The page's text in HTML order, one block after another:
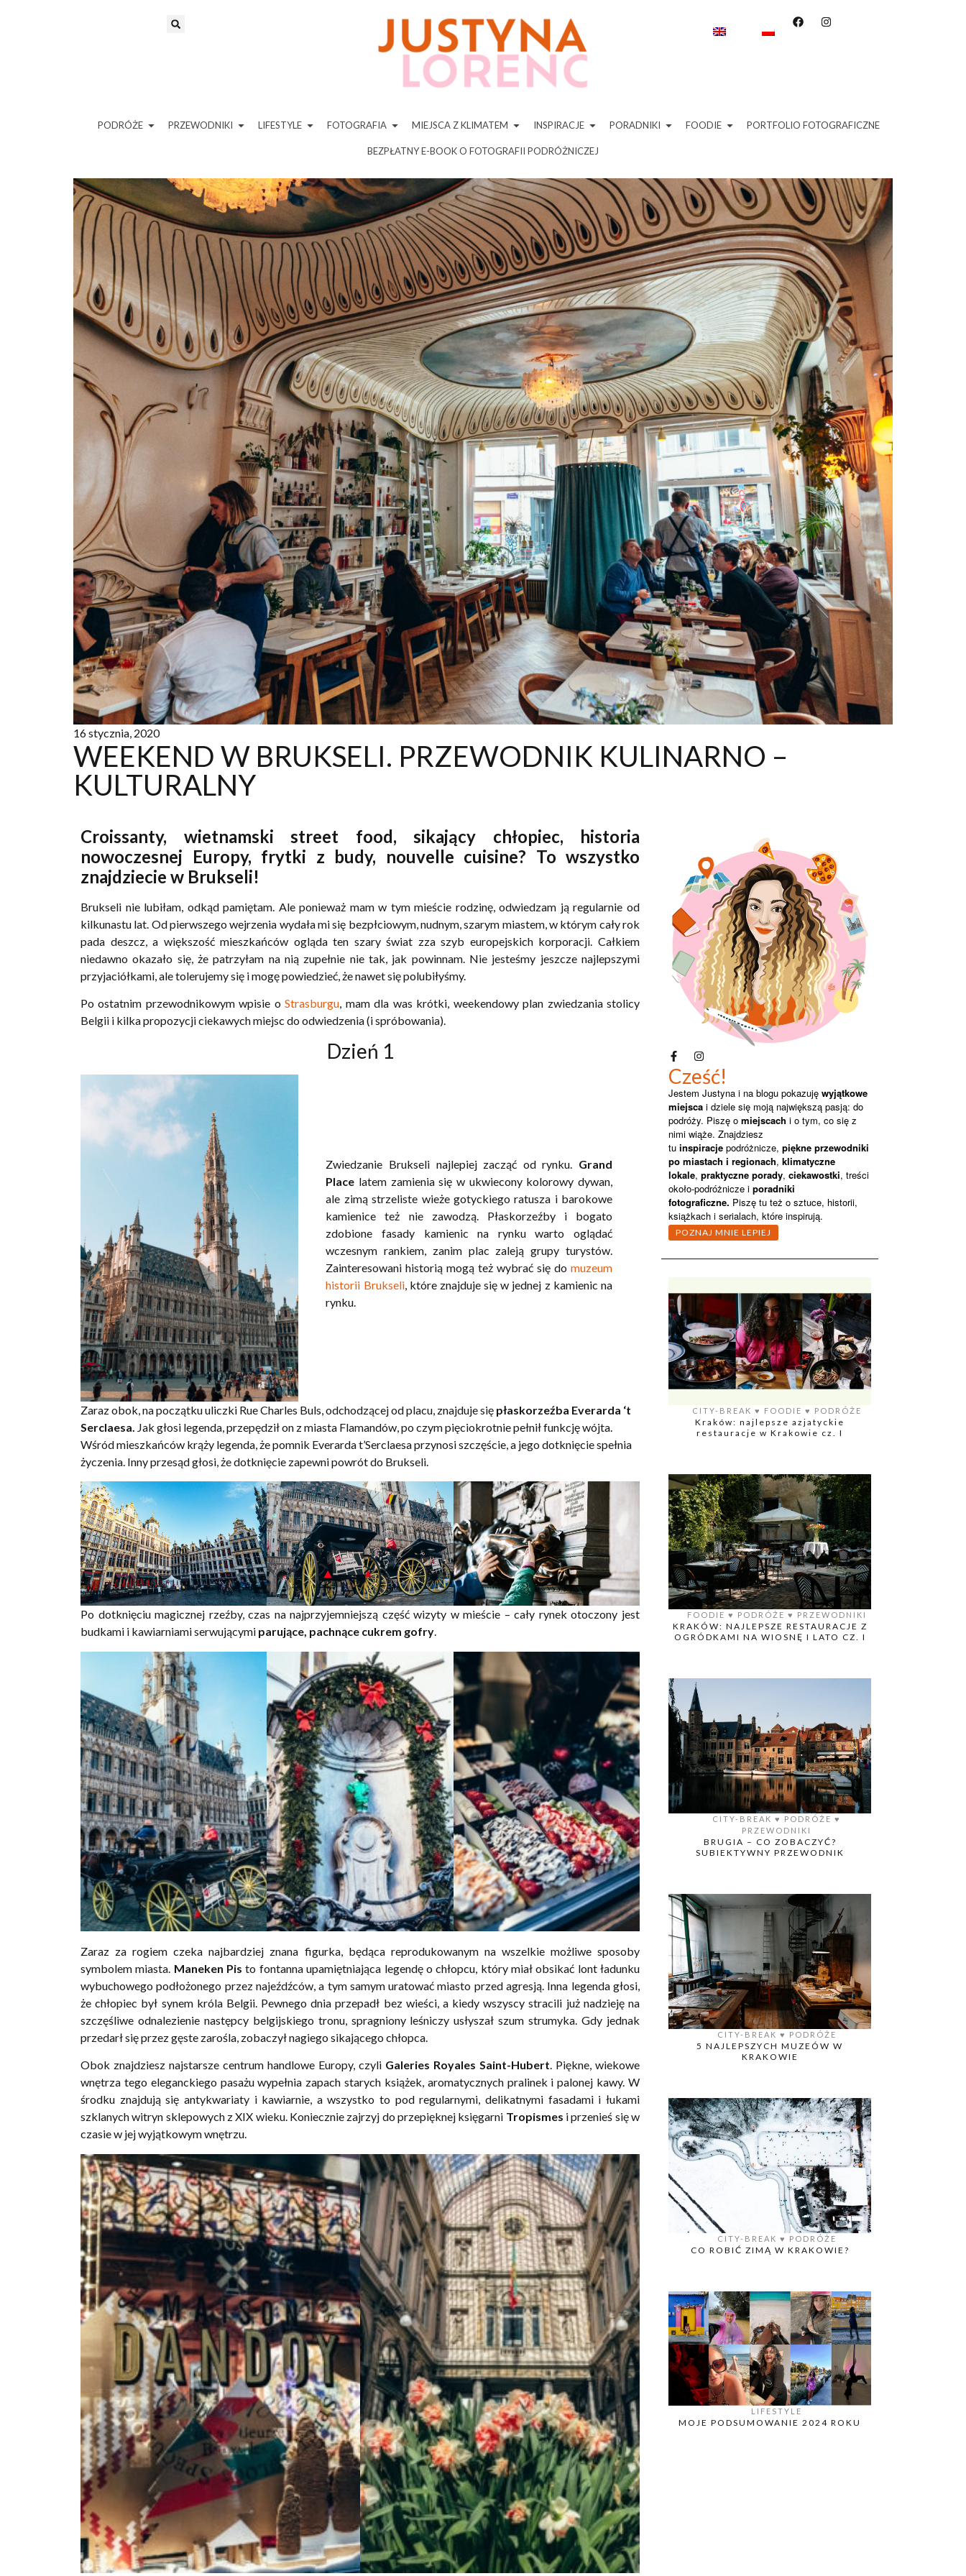
PODRÓŻE PRZEWODNIKI LIFESTYLE FOTOGRAFIA MIEJSCA Z KLIMATEM INSPIRACJE PORADNIKI FOODIE PORTFOLIO FOTOGRAFICZNE
BEZPŁATNY E-BOOK O FOTOGRAFII PODRÓŻNICZEJ
16 stycznia, 2020
WEEKEND W BRUKSELI. PRZEWODNIK KULINARNO –
KULTURALNY
Croissanty, wietnamski street food, sikający chłopiec, historia
nowoczesnej Europy, frytki z budy, nouvelle cuisine? To wszystko
znajdziecie w Brukseli!
Brukseli nie lubiłam, odkąd pamiętam. Ale ponieważ mam w tym mieście rodzinę, odwiedzam ją regularnie od
kilkunastu lat. Od pierwszego wejrzenia wydała mi się bezpłciowym, nudnym, szarym miastem, w którym cały rok
pada deszcz, a większość mieszkańców ogląda ten szary świat zza szyb europejskich korporacji. Całkiem
niedawno okazało się, że patrzyłam na nią zupełnie nie tak, jak powinnam. Nie jesteśmy jeszcze najlepszymi
przyjaciółkami, ale tolerujemy się i mogę powiedzieć, że nawet się polubiłyśmy.
Po ostatnim przewodnikowym wpisie oStrasburgu, mam dla was krótki, weekendowy plan zwiedzania stolicy
Belgii i kilka propozycji ciekawych miejsc do odwiedzenia (i spróbowania).
Dzień 1
Zwiedzanie Brukseli najlepiej zacząć od rynku. Grand
Place latem zamienia się w ukwiecony kolorowy dywan,
ale zimą strzeliste wieże gotyckiego ratusza i barokowe
kamienice też nie zawodzą. Płaskorzeźby i bogato
zdobione fasady kamienic na rynku warto oglądać
wczesnym rankiem, zanim plac zaleją grupy turystów.
Zainteresowani historią mogą też wybrać się domuzeum
historii Brukseli, które znajduje się w jednej z kamienic na
rynku.
Zaraz obok, na początku uliczki Rue Charles Buls, odchodzącej od placu, znajduje się płaskorzeźba Everarda ‘t
Serclaesa. Jak głosi legenda, przepędził on z miasta Flamandów, po czym pięciokrotnie pełnił funkcję wójta.
Wśród mieszkańców krąży legenda, że pomnik Everarda t’Serclaesa przynosi szczęście, a jego dotknięcie spełnia
życzenia. Inny przesąd głosi, że dotknięcie zapewni powrót do Brukseli.
Po dotknięciu magicznej rzeźby, czas na najprzyjemniejszą część wizyty w mieście – cały rynek otoczony jest
budkami i kawiarniami serwującymi parujące, pachnące cukrem gofry
Zaraz za rogiem czeka najbardziej znana figurka, będąca reprodukowanym na wszelkie możliwe sposoby
symbolem miasta. Maneken Pis to fontanna upamiętniająca legendę o chłopcu, który miał obsikać lont ładunku
wybuchowego podłożonego przez najeźdźców, a tym samym uratować miasto przed agresją. Inna legenda głosi,
że chłopiec był synem króla Belgii. Pewnego dnia przepadł bez wieści, a kiedy wszyscy stracili już nadzieję na
szczęśliwe odnalezienie następcy belgijskiego tronu, spragniony leśniczy usłyszał szum strumyka. Gdy jednak
przedarł się przez gęste zarośla, zobaczył nagiego sikającego chłopca.
Obok znajdziesz najstarsze centrum handlowe Europy, czyli Galeries Royales Saint-Hubert. Piękne, wiekowe
wnętrza tego eleganckiego pasażu wypełnia zapach starych książek, aromatycznych pralinek i palonej kawy. W
środku znajdują się antykwariaty i kawiarnie, a wszystko to pod regularnymi, delikatnymi fasadami i łukami
szklanych witryn sklepowych z XIX wieku. Koniecznie zajrzyj do przepięknej księgarni Tropismes i przenieś się w
czasie w jej wyjątkowym wnętrzu.
Cześć!
Jestem Justyna i na blogu pokazuję wyjątkowe
miejsca i dziele się moją największą pasją: do
podróży. Piszę o miejscach i o tym, co się z
nimi wiąże. Znajdziesz
tu inspiracje podróżnicze, piękne przewodniki
po miastach i regionach, klimatyczne
lokale, praktyczne porady, ciekawostki, treści
około-podróżnicze i poradniki
fotograficzne. Piszę tu też o sztuce, historii,
książkach i serialach, które inspirują.
POZNAJ MNIE LEPIEJ
CITY-BREAK ♥️ FOODIE ♥️ PODRÓŻE
Kraków: najlepsze azjatyckie
restauracje w Krakowie cz. I
FOODIE ♥️ PODRÓŻE ♥️ PRZEWODNIKI
KRAKÓW: NAJLEPSZE RESTAURACJE Z
OGRÓDKAMI NA WIOSNĘ I LATO CZ. I
CITY-BREAK ♥️ PODRÓŻE ♥️
PRZEWODNIKI
BRUGIA – CO ZOBACZYĆ?
SUBIEKTYWNY PRZEWODNIK
CITY-BREAK ♥️ PODRÓŻE
5 NAJLEPSZYCH MUZEÓW W
KRAKOWIE
CITY-BREAK ♥️ PODRÓŻE
CO ROBIĆ ZIMĄ W KRAKOWIE?
LIFESTYLE
MOJE PODSUMOWANIE 2024 ROKU